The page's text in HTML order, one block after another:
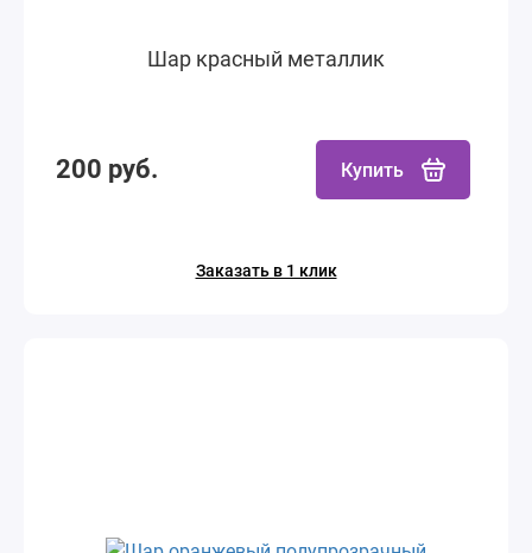
Шар красный металлик
200 руб. Купить
Заказать в 1 клик